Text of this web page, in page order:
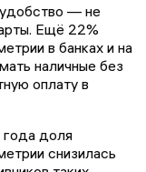
— не
Ещё 22%
в банках и на
наличные без
оплату в
доля
снизилась